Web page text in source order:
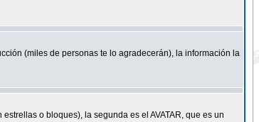
(miles de personas te lo agradecerán), la información la
o bloques), la segunda es el AVATAR, que es un